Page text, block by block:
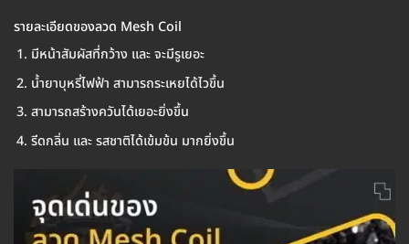
รายละเอียดของลวด Mesh Coil
มีหน้าสัมผัสที่กว้าง และ จะมีรูเยอะ
น้ำยาบุหรี่ไฟฟ้า สามารถระเหยได้ไวขึ้น
สามารถสร้างควันได้เยอะยิ่งขึ้น
รีดกลิ่น และ รสชาติได้เข้มข้น มากยิ่งขึ้น